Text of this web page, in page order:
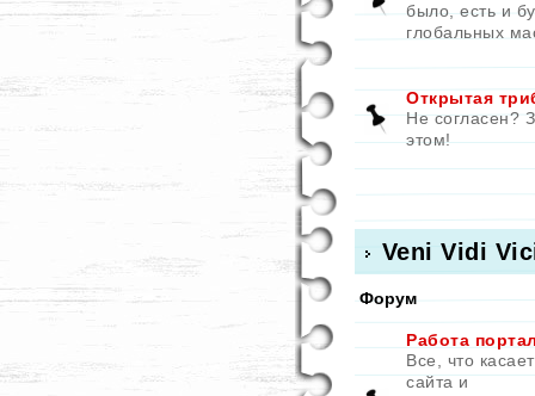
было, есть и
глобальных
Открытая
Не согласен?
этом!
Veni Vidi
Форум
Работа
Все, что
сайта и